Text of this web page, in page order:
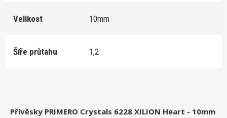
Přívěsky PRIMERO Crystals 6228 XILION Heart - 10mm
Velikost 10mm
Šíře průtahu 1,2